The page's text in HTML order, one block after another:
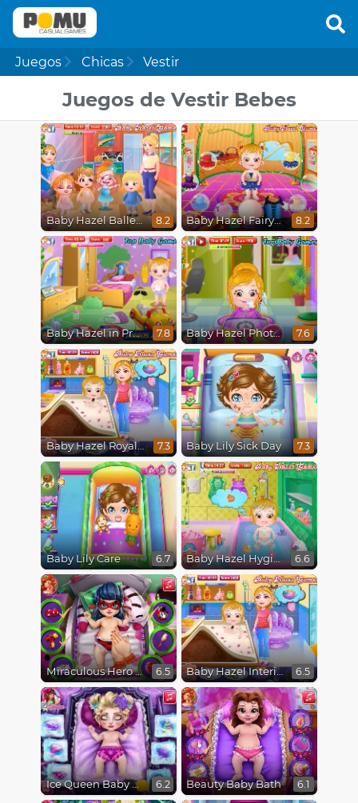
Juegos Chicas Vestir
Juegos de Vestir Bebes
Baby Hazel Ballerina Dance 8.2 Baby Hazel Fairyland Ballet 8.2
Baby Hazel in Preschool 7.8 Baby Hazel Photoshoot 7.6
Baby Hazel Royal Bath 7.3 Baby Lily Sick Day 7.3
Baby Lily Care 6.7 Baby Hazel Hygiene 6.6
Miraculous Hero Baby Bath 6.5 Baby Hazel Interior Dressup 6.5
Ice Queen Baby Bath 6.2 Beauty Baby Bath 6.1